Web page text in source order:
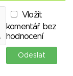
Vložit
komentář bez
hodnocení